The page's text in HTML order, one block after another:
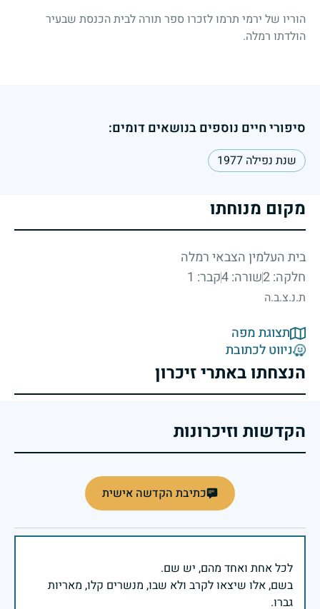
הוריו של ירמי תרמו לזכרו ספר תורה לבית הכנסת שבעיר
הולדתו רמלה.
סיפורי חיים נוספים בנושאים דומים:
שנת נפילה 1977
מקום מנוחתו
בית העלמין הצבאי רמלה
חלקה: 2
שורה: 4 קבר: 1
ת.נ.צ.ב.ה
תצוגת מפה
ניווט לכתובת
הנצחתו באתרי זיכרון
הקדשות וזיכרונות
כתיבת הקדשה אישית
בשם, אלו שיצאו לקרב ולא שבו, מנשרים קלו, מאריות